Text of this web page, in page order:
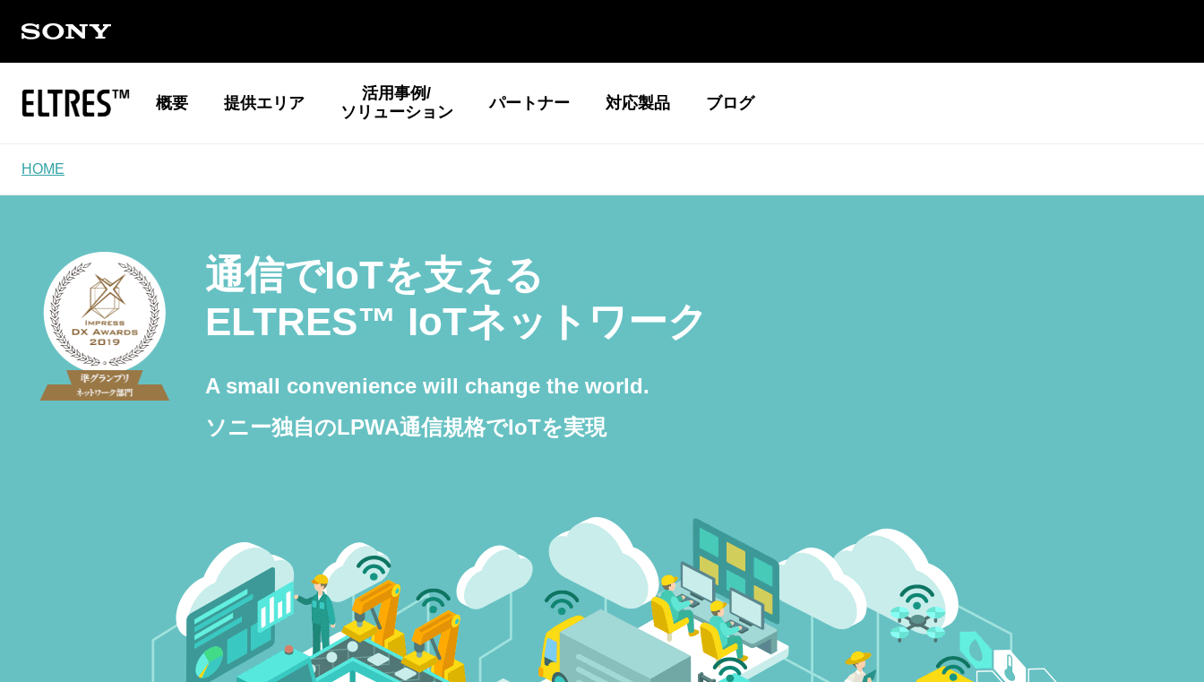
概要 提供エリア
活用事例/
ソリューション
パートナー 対応製品 ブログ
HOME
通信でIoTを支える
ELTRES™ IoTネットワーク
A small convenience will change the world.
ソニー独自のLPWA通信規格でIoTを実現